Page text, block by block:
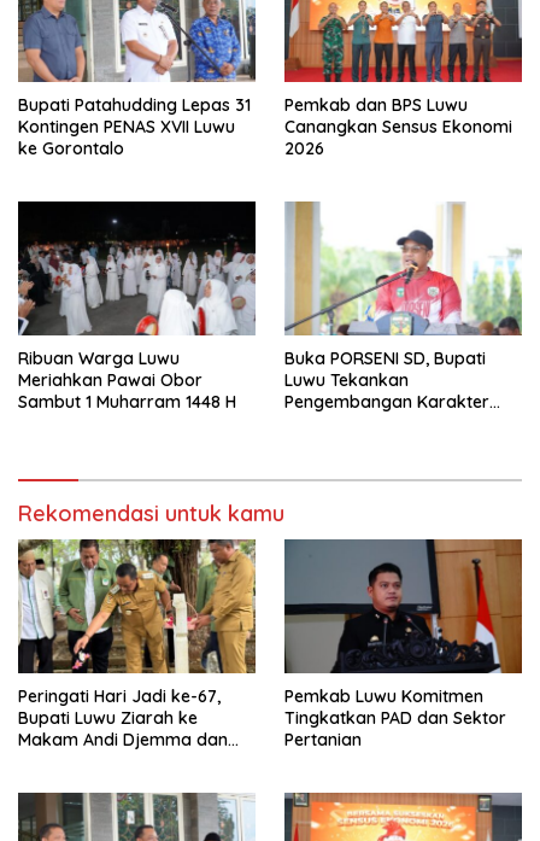
Bupati Patahudding Lepas 31
Kontingen PENAS XVII Luwu
ke Gorontalo
Pemkab dan BPS Luwu
Canangkan Sensus Ekonomi
2026
Ribuan Warga Luwu
Meriahkan Pawai Obor
Sambut 1 Muharram 1448 H
Buka PORSENI SD, Bupati
Luwu Tekankan
Pengembangan Karakter
Rekomendasi untuk kamu
Peringati Hari Jadi ke-67,
Bupati Luwu Ziarah ke
Makam Andi Djemma dan
Pemkab Luwu Komitmen
Tingkatkan PAD dan Sektor
Pertanian